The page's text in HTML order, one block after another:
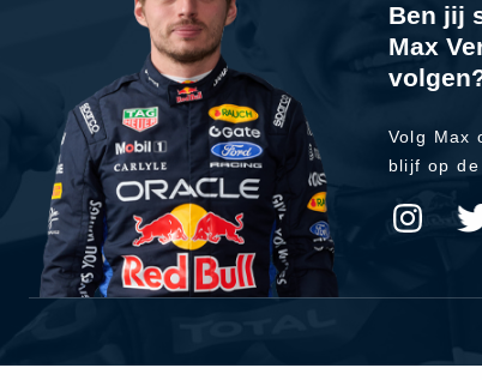
Ben jij
Max
Volg Max
blijf op